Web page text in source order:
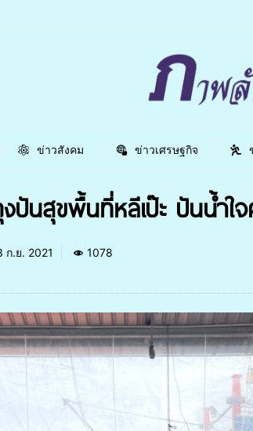
ข่าวสังคม ข่าวเศรษฐกิจ
นสุขพื้นที่หลีเป๊ะ ปันน้ำใ
ก.ย. 2021 1078